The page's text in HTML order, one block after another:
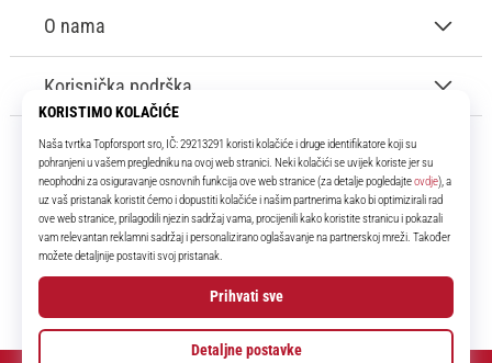
11teamsports.hr
Tvoj smo pouzdani suigrač već više od 16 godina! Cijelo to vrijeme
donosimo ti najbolje i najnovije proizvode iz svijeta nogometa.
Facebook
Instagram
O nama
Korisnička podrška